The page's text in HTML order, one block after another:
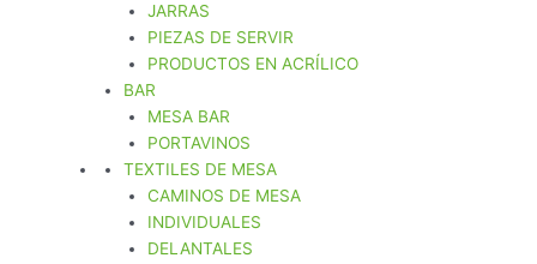
JARRAS
PIEZAS DE SERVIR
PRODUCTOS EN ACRÍLICO
BAR
MESA BAR
PORTAVINOS
TEXTILES DE MESA
CAMINOS DE MESA
INDIVIDUALES
DELANTALES